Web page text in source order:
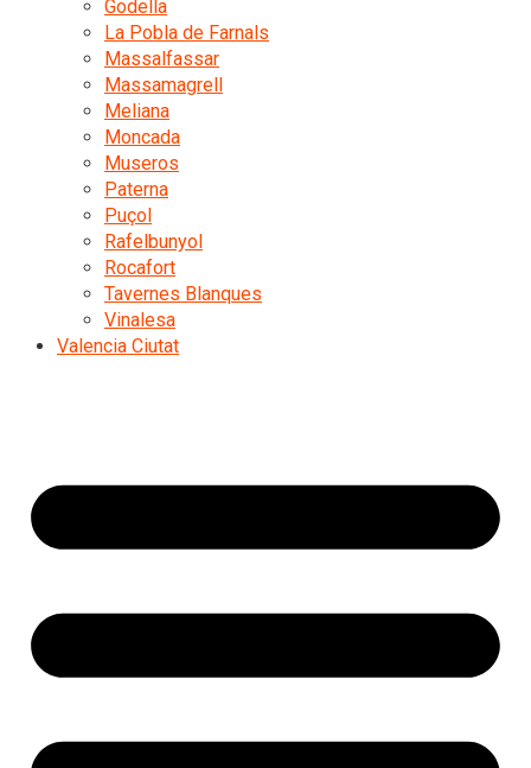
Godella
La Pobla de Farnals
Massalfassar
Massamagrell
Meliana
Moncada
Museros
Paterna
Puçol
Rafelbunyol
Rocafort
Tavernes Blanques
Vinalesa
Valencia Ciutat